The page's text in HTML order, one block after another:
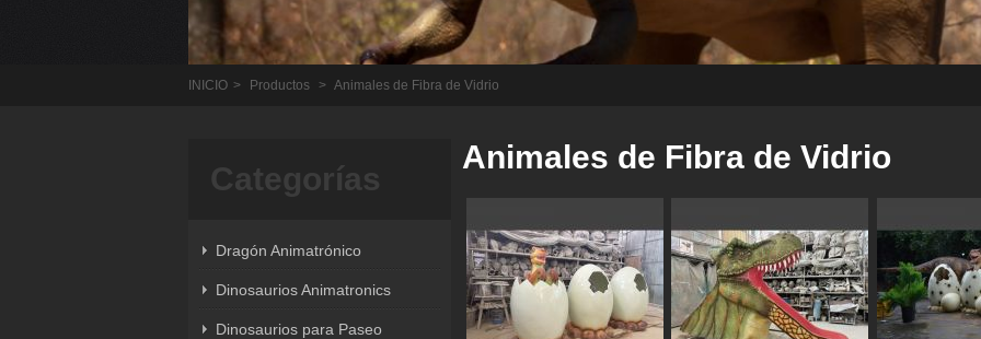
INICIO > Productos > Animales de Fibra de Vidrio
Categorías
Dragón Animatrónico
Dinosaurios Animatronics
Dinosaurios para Paseo
Animales de Fibra de Vidrio